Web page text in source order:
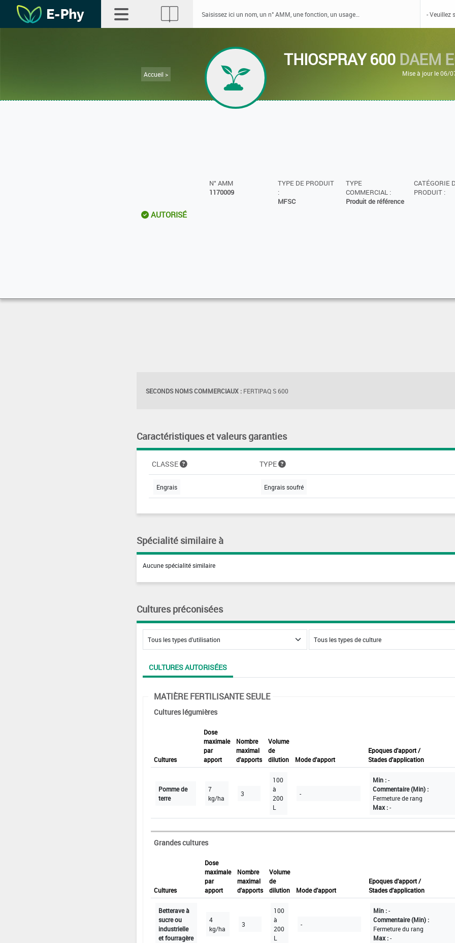
Accueil >
THIOSPRAY 600 DAEM
Mise à jour le 06/
N° AMM
1170009
TYPE DE PRODUIT
:
MFSC
TYPE
COMMERCIAL :
Produit de référence
CATÉGORIE
PRODUIT :
AUTORISÉ
SECONDS NOMS COMMERCIAUX : FERTIPAQ S 600
Caractéristiques et valeurs garanties
CLASSE TYPE
Engrais Engrais soufré
Spécialité similaire à
Aucune spécialité similaire
Cultures préconisées
CULTURES AUTORISÉES
MATIÈRE FERTILISANTE SEULE
Cultures légumières
Cultures
Dose
maximale
par
apport
Nombre
maximal
d'apports
Volume
de
dilution
Mode d'apport
Epoques d'apport /
Stades d'application
Pomme de
terre
7
kg/ha
3
100
à
200
L
-
Min :-
Commentaire (Min) :
Fermeture de rang
Max :-
Grandes cultures
Cultures
Dose
maximale
par
apport
Nombre
maximal
d'apports
Volume
de
dilution
Mode d'apport
Epoques d'apport /
Stades d'application
Betterave à
sucre ou
industrielle
et fourragère
4
kg/ha
3
100
à
200
L
-
Min :-
Commentaire (Min) :
Fermeture du rang
Max :-